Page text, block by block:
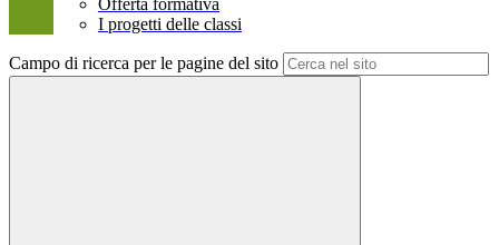
Offerta formativa
I progetti delle classi
Campo di ricerca per le pagine del sito